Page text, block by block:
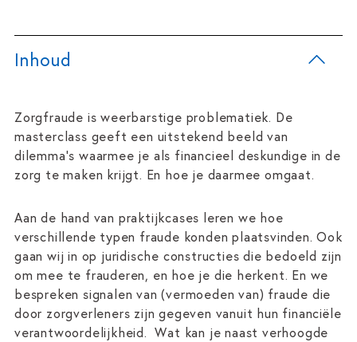
Inhoud
Zorgfraude is weerbarstige problematiek. De
masterclass geeft een uitstekend beeld van
dilemma’s waarmee je als financieel deskundige in de
zorg te maken krijgt. En hoe je daarmee omgaat.
Aan de hand van praktijkcases leren we hoe
verschillende typen fraude konden plaatsvinden. Ook
gaan wij in op juridische constructies die bedoeld zijn
om mee te frauderen, en hoe je die herkent. En we
bespreken signalen van (vermoeden van) fraude die
door zorgverleners zijn gegeven vanuit hun financiële
verantwoordelijkheid. Wat kan je naast verhoogde